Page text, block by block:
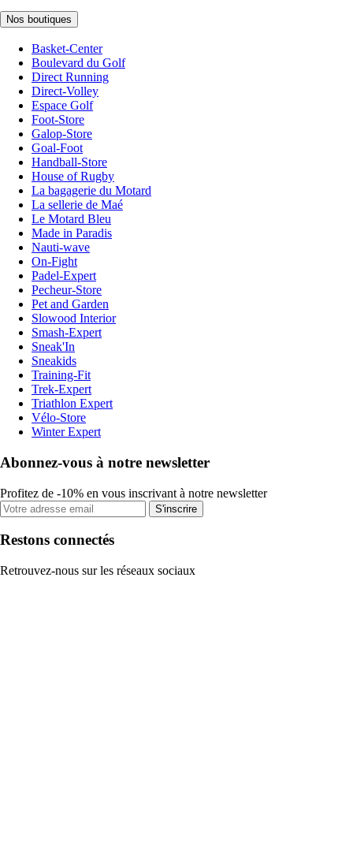
Nos boutiques
Basket-Center
Boulevard du Golf
Direct Running
Direct-Volley
Espace Golf
Foot-Store
Galop-Store
Goal-Foot
Handball-Store
House of Rugby
La bagagerie du Motard
La sellerie de Maé
Le Motard Bleu
Made in Paradis
Nauti-wave
On-Fight
Padel-Expert
Pecheur-Store
Pet and Garden
Slowood Interior
Smash-Expert
Sneak'In
Sneakids
Training-Fit
Trek-Expert
Triathlon Expert
Vélo-Store
Winter Expert
Abonnez-vous à notre newsletter
Profitez de -10% en vous inscrivant à notre newsletter
S'inscrire
Restons connectés
Retrouvez-nous sur les réseaux sociaux